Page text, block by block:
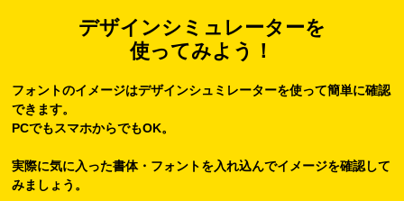
デザインシミュレーターを
使ってみよう！
フォントのイメージはデザインシュミレーターを使って簡単に確認
できます。
PCでもスマホからでもOK。
実際に気に入った書体・フォントを入れ込んでイメージを確認して
みましょう。